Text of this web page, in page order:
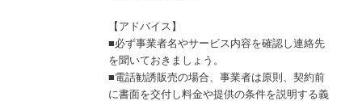
【アドバイス】
■必ず事業者名やサービス内容を確認し連絡先
を聞いておきましょう。
■電話勧誘販売の場合、事業者は原則、契約前
に書面を交付し料金や提供の条件を説明する義